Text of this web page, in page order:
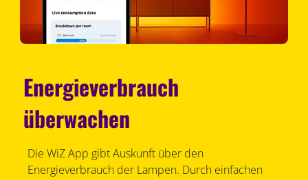
Energieverbrauch
überwachen
Die WiZ App gibt Auskunft über den
Energieverbrauch der Lampen. Durch einfachen